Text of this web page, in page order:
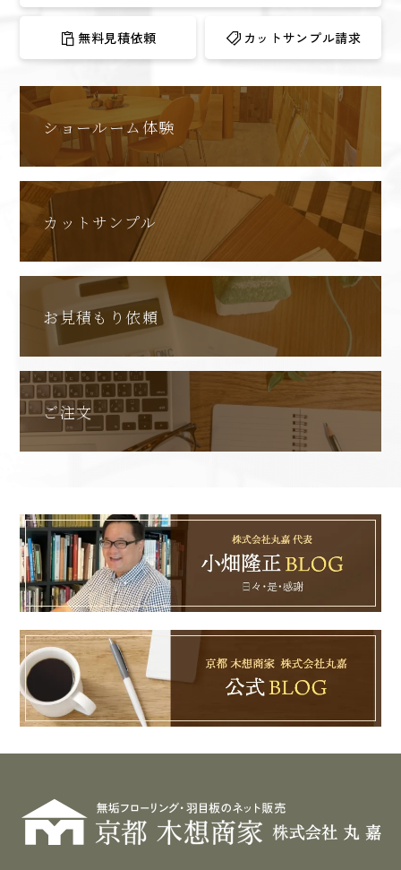
無料見積依頼 カットサンプル請求
ショールーム体験
カットサンプル
お見積もり依頼
ご注文